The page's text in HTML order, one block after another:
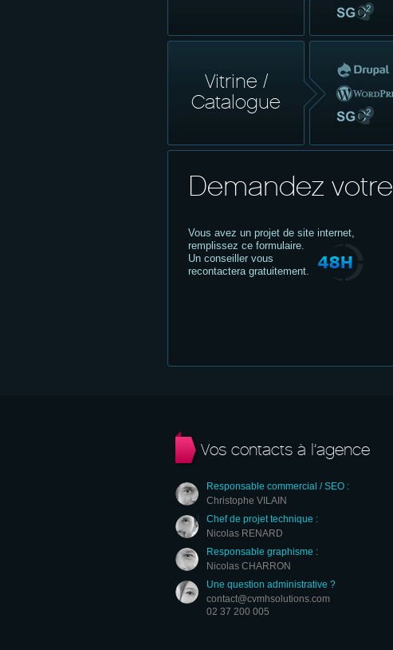
Vitrine /
Catalogue
Demandez votre
Vous avez un projet de site internet,
remplissez ce formulaire.
Un conseiller vous
recontactera gratuitement.
Vos contacts à l’agence
Responsable commercial / SEO :
Christophe VILAIN
Chef de projet technique :
Nicolas RENARD
Responsable graphisme :
Nicolas CHARRON
Une question administrative ?
contact@cvmhsolutions.com
02 37 200 005